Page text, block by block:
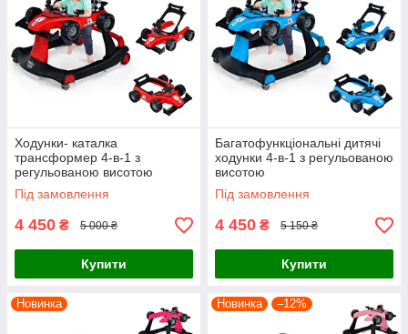
Ходунки- каталка
трансформер 4-в-1 з
регульованою висотою
Під замовлення
4 450 ₴ 5 000 ₴
Купити
Багатофункціональні дитячі
ходунки 4-в-1 з регульованою
висотою
Під замовлення
4 450 ₴ 5 150 ₴
Купити
Новинка Новинка –12%